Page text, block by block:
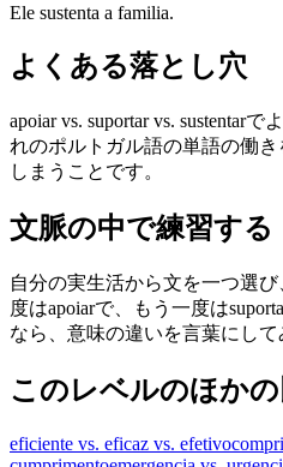
Ele sustenta a familia.
よくある落とし穴
apoiar vs. suportar vs. sustentar
れのポルトガル語の単語の働
しまうことです。
文脈の中で練習する
自分の実生活から文を一つ選
度はapoiarで、もう一度は
なら、意味の違いを言葉にして
このレベルのほか
eficiente vs. eficaz vs. efetivo